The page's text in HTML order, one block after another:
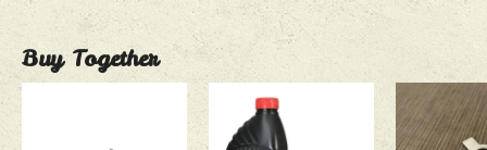
Buy Together